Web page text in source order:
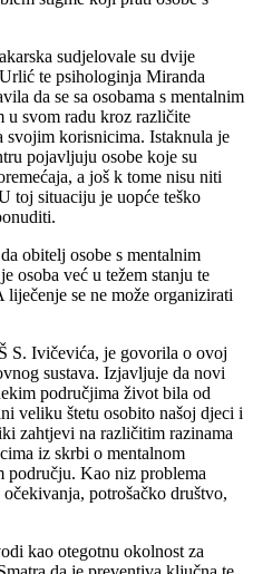
sudjelovale su dvije
te psihologinja Miranda
da se sa osobama s mentalnim
u svom radu kroz različite
svojim korisnicima. Istaknula je
pojavljuju osobe koje su
a još k tome nisu niti
toj situaciju je uopće teško
obitelj osobe s mentalnim
osoba već u težem stanju te
se ne može organizirati
S. Ivičevića, je govorila o ovoj
sustava. Izjavljuje da novi
područjima život bila od
veliku štetu osobito našoj djeci i
zahtjevi na različitim razinama
iz skrbi o mentalnom
području. Kao niz problema
potrošačko društvo,
kao otegotnu okolnost za